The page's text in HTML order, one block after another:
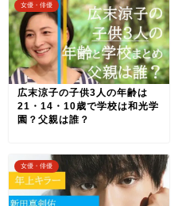
女優・俳優
広末涼子の子供3人の年齢は
21・14・10歳で学校は和光学
園？父親は誰？
女優・俳優